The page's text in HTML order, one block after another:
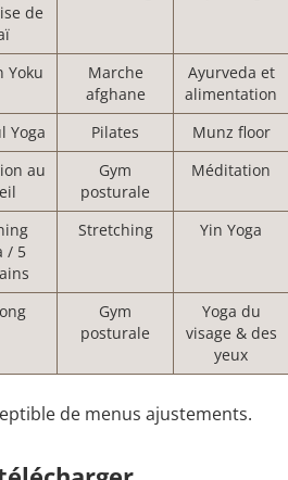
de
Yoku
Marche
afghane
Ayurveda et
alimentation
Yoga Pilates
Munz floor
au
Gym
posturale
Méditation
/ 5
Stretching Yin Yoga
Gym
posturale
Yoga du
visage & des
yeux
de menus ajustements.